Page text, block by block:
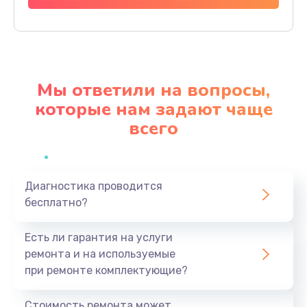
Заказать
Ремонт блока питания
Заказать
370 руб.
Мы ответили на вопросы,
которые нам задают чаще
всего
Диагностика проводится
бесплатно?
Есть ли гарантия на услуги
ремонта и на используемые
при ремонте комплектующие?